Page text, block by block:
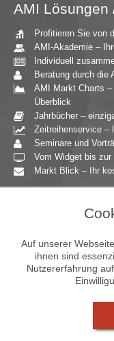
AMI Lösungen
Profitieren Sie von
AMI-Akademie –
Individuell
Beratung durch die
AMI Markt Charts
Überblick
Jahrbücher –
Zeitreihenservice –
Seminare und
Vom Widget bis zur
Markt Blick – Ihr
Unternehmensberatung
Ernährungsgewerbe
Einzelhandel
Bildung &
Auf unserer
ihnen sind
Nutzererfahrung